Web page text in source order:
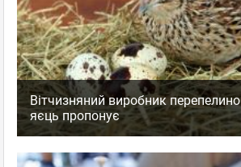
Вітчизняний виробник
яєць пропонує